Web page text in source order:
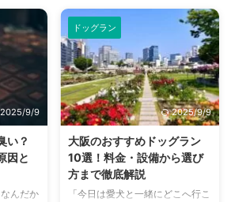
2025/9/9
い？
因と
んだか
ドッグラン
2025/9/9
大阪のおすすめドッグラン
10選！料金・設備から選び
方まで徹底解説
「今日は愛犬と一緒にどこへ行こ